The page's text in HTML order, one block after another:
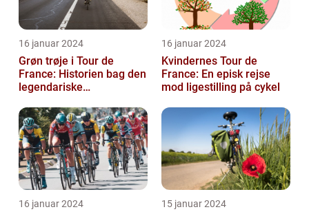
16 januar 2024
Grøn trøje i Tour de
France: Historien bag den
legendariske
16 januar 2024
Kvindernes Tour de
France: En episk rejse
mod ligestilling på cykel
16 januar 2024 15 januar 2024